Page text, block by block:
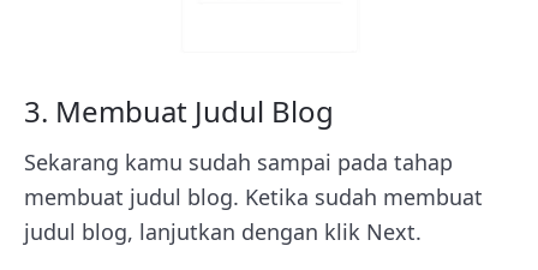
3. Membuat Judul Blog
Sekarang kamu sudah sampai pada tahap
membuat judul blog. Ketika sudah membuat
judul blog, lanjutkan dengan klik Next.